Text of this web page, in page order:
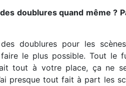
doublures quand même ?
doublures pour les
faire le plus possible. Tout
tout à votre place, ça ne
presque tout fait à part les